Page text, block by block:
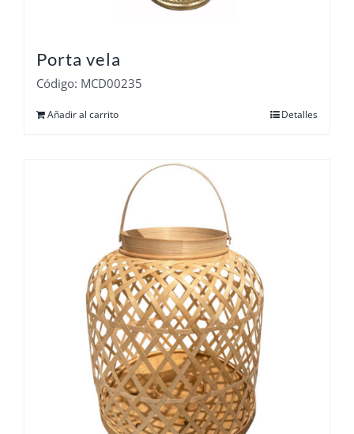
Porta vela
Código: MCD00235
Añadir al carrito Detalles